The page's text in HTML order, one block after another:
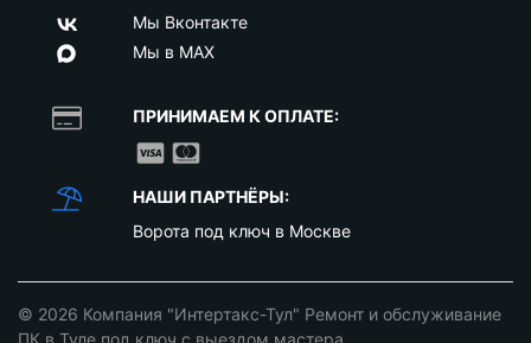
Мы Вконтакте
Мы в MAX
ПРИНИМАЕМ К ОПЛАТЕ:
НАШИ ПАРТНЁРЫ:
Ворота под ключ в Москве
© 2026 Компания "Интертакс-Тул" Ремонт и обслуживание
ПК в Туле под ключ с выездом мастера